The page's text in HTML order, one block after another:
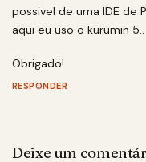
possivel de uma IDE de
aqui eu uso o kurumin 5..
Obrigado!
RESPONDER
Deixe um